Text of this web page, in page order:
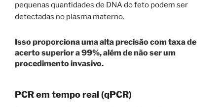
pequenas quantidades de DNA do feto podem ser
detectadas no plasma materno.
Isso proporciona uma alta precisão com taxa de
acerto superior a 99%, além de não ser um
procedimento invasivo.
PCR em tempo real (qPCR)